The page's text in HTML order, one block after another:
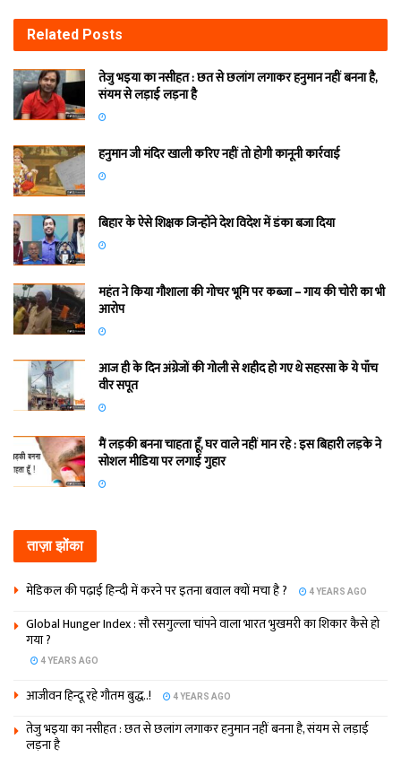
Related Posts
तेजु भइया का नसीहत : छत से छलांग लगाकर हनुमान नहीं बनना है,
संयम से लड़ाई लड़ना है
हनुमान जी मंदिर खाली करिए नहीं तो होगी कानूनी कार्रवाई
बिहार के ऐसे शिक्षक जिन्होंने देश विदेश में डंका बजा दिया
महंत ने किया गौशाला की गोचर भूमि पर कब्जा – गाय की चोरी का भी
आरोप
आज ही के दिन अंग्रेजों की गोली से शहीद हो गए थे सहरसा के ये पाँच
वीर सपूत
मैं लड़की बनना चाहता हूँ, घर वाले नहीं मान रहे : इस बिहारी लड़के ने
सोशल मीडिया पर लगाई गुहार
ताज़ा झोंका
मेडिकल की पढ़ाई हिन्‍दी में करने पर इतना बवाल क्‍यों मचा है ? 4 YEARS AGO
Global Hunger Index : सौ रसगुल्‍ला चांपने वाला भारत भुखमरी का शिकार कैसे हो
गया ?
4 YEARS AGO
आजीवन हिन्दू रहे गौतम बुद्ध..! 4 YEARS AGO
तेजु भइया का नसीहत : छत से छलांग लगाकर हनुमान नहीं बनना है, संयम से लड़ाई
लड़ना है